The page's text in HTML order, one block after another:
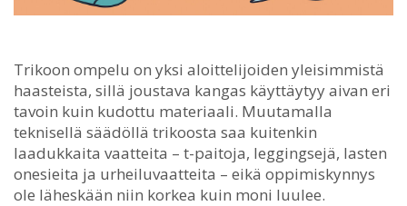
Trikoon ompelu on yksi aloittelijoiden yleisimmistä
haasteista, sillä joustava kangas käyttäytyy aivan eri
tavoin kuin kudottu materiaali. Muutamalla
teknisellä säädöllä trikoosta saa kuitenkin
laadukkaita vaatteita – t-paitoja, leggingsejä, lasten
onesieita ja urheiluvaatteita – eikä oppimiskynnys
ole läheskään niin korkea kuin moni luulee.